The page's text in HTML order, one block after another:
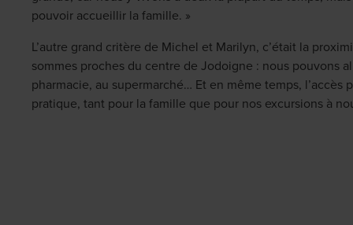
pouvoir accueillir la famille. »
L’autre grand critère de Michel et Marilyn, c’était la
sommes proches du centre de Jodoigne : nous pouvons
pharmacie, au supermarché… Et en même temps, l’accès
pratique, tant pour la famille que pour nos excursions à